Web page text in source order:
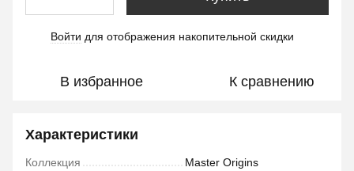
Войти для отображения накопительной скидки
В избранное К сравнению
Характеристики
Коллекция Master Origins